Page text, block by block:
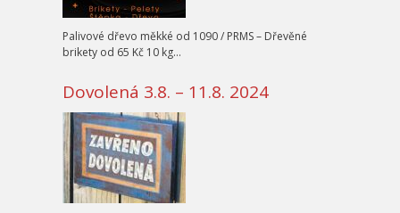
Palivové dřevo měkké od 1090 / PRMS – Dřevěné
brikety od 65 Kč 10 kg…
Dovolená 3.8. – 11.8. 2024